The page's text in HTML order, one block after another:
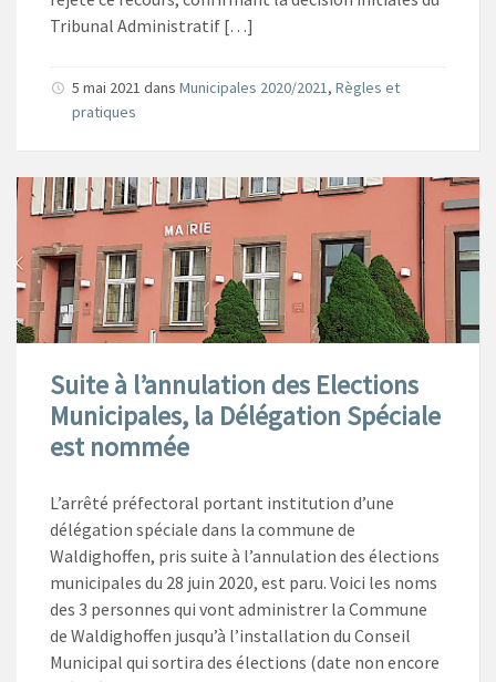
Tribunal Administratif […]
5 mai 2021 dans Municipales 2020/2021, Règles et
pratiques
Suite à l’annulation des Elections
Municipales, la Délégation Spéciale
est nommée
L’arrêté préfectoral portant institution d’une
délégation spéciale dans la commune de
Waldighoffen, pris suite à l’annulation des élections
municipales du 28 juin 2020, est paru. Voici les noms
des 3 personnes qui vont administrer la Commune
de Waldighoffen jusqu’à l’installation du Conseil
Municipal qui sortira des élections (date non encore